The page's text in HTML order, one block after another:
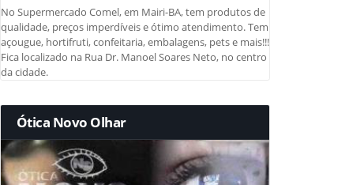
No Supermercado Comel, em Mairi-BA, tem produtos de
qualidade, preços imperdíveis e ótimo atendimento. Tem
açougue, hortifruti, confeitaria, embalagens, pets e mais!!!
Fica localizado na Rua Dr. Manoel Soares Neto, no centro
da cidade.
Ótica Novo Olhar